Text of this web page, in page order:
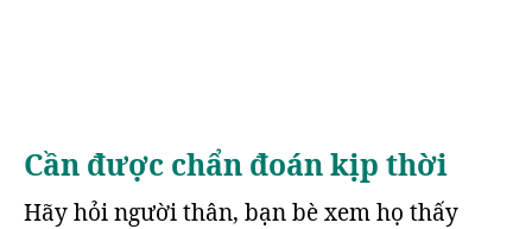
Cần được chẩn đoán kịp thời
Hãy hỏi người thân, bạn bè xem họ thấy